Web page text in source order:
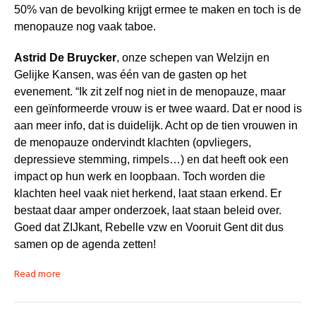
50% van de bevolking krijgt ermee te maken en toch is de
menopauze nog vaak taboe.
Astrid De Bruycker, onze schepen van Welzijn en
Gelijke Kansen, was één van de gasten op het
evenement. “Ik zit zelf nog niet in de menopauze, maar
een geïnformeerde vrouw is er twee waard. Dat er nood is
aan meer info, dat is duidelijk. Acht op de tien vrouwen in
de menopauze ondervindt klachten (opvliegers,
depressieve stemming, rimpels…) en dat heeft ook een
impact op hun werk en loopbaan. Toch worden die
klachten heel vaak niet herkend, laat staan erkend. Er
bestaat daar amper onderzoek, laat staan beleid over.
Goed dat ZIJkant, Rebelle vzw en Vooruit Gent dit dus
samen op de agenda zetten!
Read more